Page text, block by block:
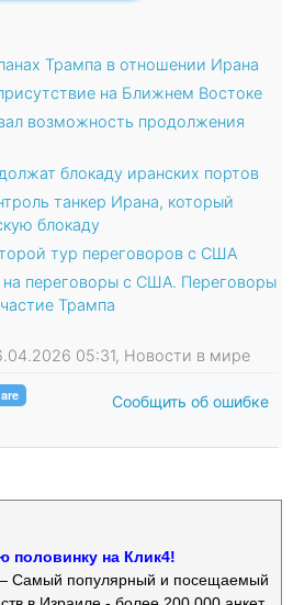
Трампа в отношении Ирана
на Ближнем Востоке
возможность продолжения
блокаду иранских портов
танкер Ирана, который
блокаду
тур переговоров с США
переговоры с США. Переговоры
Трампа
05:31, Новости в мире
Сообщить об ошибке
половинку на Клик4!
Самый популярный и посещаемый